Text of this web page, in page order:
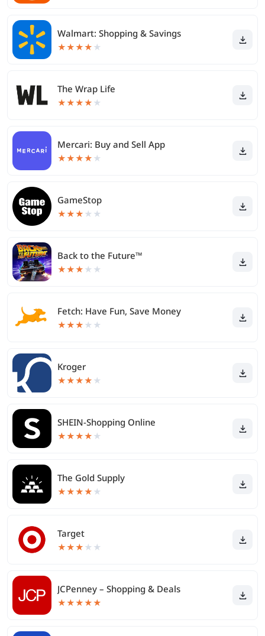
Walmart: Shopping & Savings
★★★★ ★
The Wrap Life
★★★★ ★
Mercari: Buy and Sell App
★★★★ ★
GameStop
★★★ ★ ★
Back to the Future™
★★★ ★ ★
Fetch: Have Fun, Save Money
★★★ ★ ★
Kroger
★★★★ ★
SHEIN-Shopping Online
★★★★ ★
The Gold Supply
★★★★ ★
Target
★★★ ★ ★
JCPenney – Shopping & Deals
★★★★★